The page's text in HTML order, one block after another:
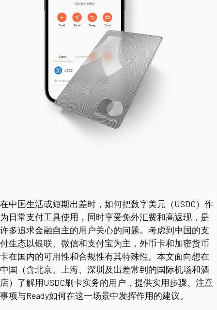
在中国生活或短期出差时，如何把数字美元（USDC）作
为日常支付工具使用，同时享受免外汇费和高返现，是
许多追求金融自主的用户关心的问题。考虑到中国的支
付生态以银联、微信和支付宝为主，外币卡和加密货币
卡在国内的可用性和合规性有其特殊性。本文面向想在
中国（含北京、上海、深圳及出差常到的国际机场和酒
店）了解用USDC刷卡实务的用户，提供实用步骤、注意
事项与Ready如何在这一场景中发挥作用的建议。